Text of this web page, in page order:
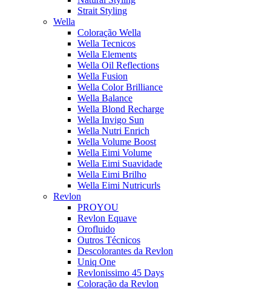
Strait Styling
Wella
Coloração Wella
Wella Tecnicos
Wella Elements
Wella Oil Reflections
Wella Fusion
Wella Color Brilliance
Wella Balance
Wella Blond Recharge
Wella Invigo Sun
Wella Nutri Enrich
Wella Volume Boost
Wella Eimi Volume
Wella Eimi Suavidade
Wella Eimi Brilho
Wella Eimi Nutricurls
Revlon
PROYOU
Revlon Equave
Orofluido
Outros Técnicos
Descolorantes da Revlon
Uniq One
Revlonissimo 45 Days
Coloração da Revlon